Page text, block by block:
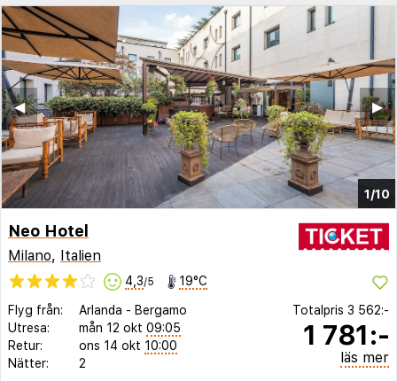
1/10
▶︎
◀︎
Neo Hotel
Milano, Italien
4,3/5 19°C
Flyg från: Arlanda - Bergamo
Utresa:
mån 12 okt 09:05
Retur:
ons 14 okt 10:00
Nätter:
2
Totalpris 3 562:-
1 781:-
läs mer